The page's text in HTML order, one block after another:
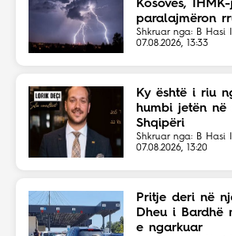
Kosovës,
paralajmëron
Shkruar nga: B Hasi
07.08.2026, 13:33
Ky është i riu
humbi jetën në
Shqipëri
Shkruar nga: B Hasi
07.08.2026, 13:20
Pritje deri në
Dheu i Bardhë
e ngarkuar